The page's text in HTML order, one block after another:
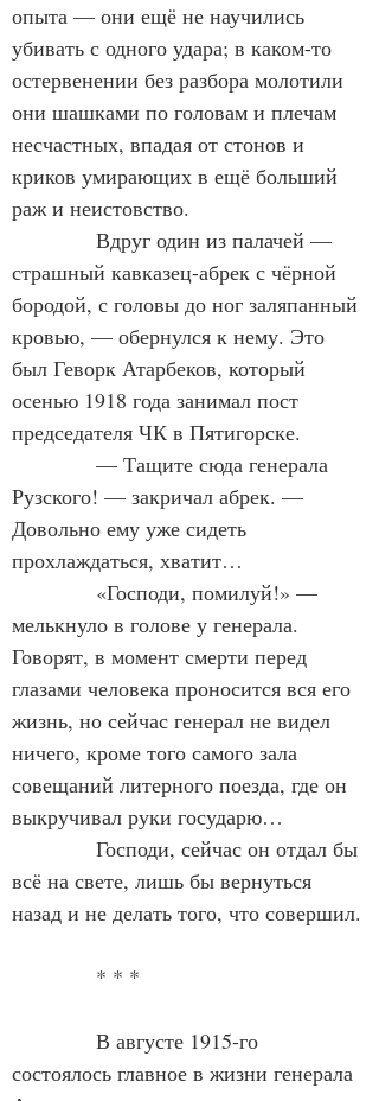
опыта — они ещё не научились
убивать с одного удара; в каком-то
остервенении без разбора молотили
они шашками по головам и плечам
несчастных, впадая от стонов и
криков умирающих в ещё больший
раж и неистовство.
Вдруг один из палачей —
страшный кавказец-абрек с чёрной
бородой, с головы до ног заляпанный
кровью, — обернулся к нему. Это
был Геворк Атарбеков, который
осенью 1918 года занимал пост
председателя ЧК в Пятигорске.
— Тащите сюда генерала
Рузского! — закричал абрек. —
Довольно ему уже сидеть
прохлаждаться, хватит…
«Господи, помилуй!» —
мелькнуло в голове у генерала.
Говорят, в момент смерти перед
глазами человека проносится вся его
жизнь, но сейчас генерал не видел
ничего, кроме того самого зала
совещаний литерного поезда, где он
выкручивал руки государю…
Господи, сейчас он отдал бы
всё на свете, лишь бы вернуться
назад и не делать того, что совершил.
* * *
В августе 1915-го
состоялось главное в жизни генерала